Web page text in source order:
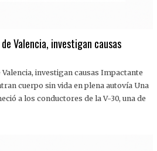
Valencia, investigan causas
investigan causas Impactante
cuerpo sin vida en plena autovía Una
a los conductores de la V-30, una de